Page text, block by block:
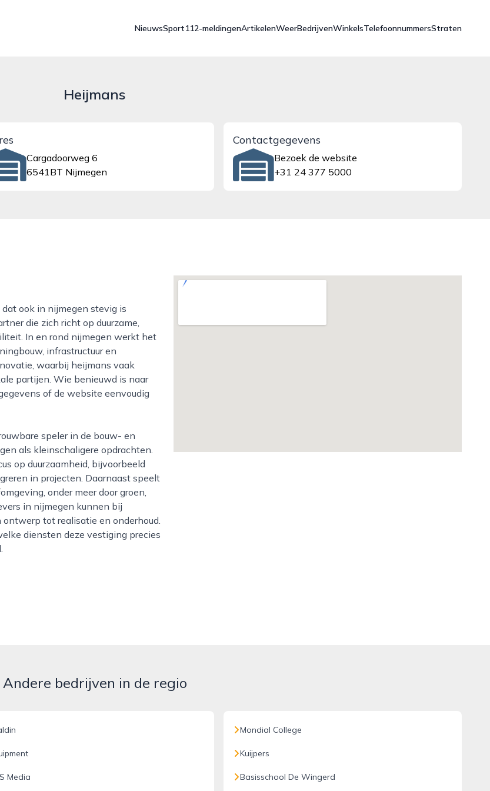
NieuwsSport112-meldingenArtikelenWeerBedrijvenWinkelsTelefoonnummersStraten
Heijmans
Cargadoorweg 6
6541BT Nijmegen
Contactgegevens
Bezoek de website
+31 24 377 5000
die zich richt op duurzame,
In en rond nijmegen werkt het
infrastructuur en
waarbij heijmans vaak
partijen. Wie benieuwd is naar
of de website eenvoudig
als kleinschaligere opdrachten.
op duurzaamheid, bijvoorbeeld
in projecten. Daarnaast speelt
onder meer door groen,
in nijmegen kunnen bij
tot realisatie en onderhoud.
diensten deze vestiging precies
Andere bedrijven in de regio
Media
Mondial College
Kuijpers
Basisschool De Wingerd